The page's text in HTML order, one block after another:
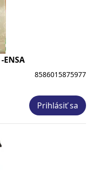
ENSA
8586015875977
Prihlásiť sa